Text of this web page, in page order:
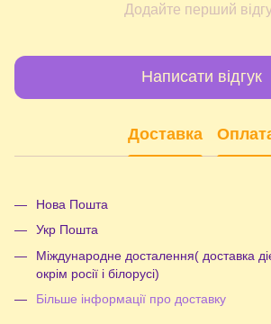
Додайте перший
Написати відгук
Доставка
Нова Пошта
Укр Пошта
Міждународне досталення( доставка діє
окрім росії і білорусі)
Більше інформації про доставку